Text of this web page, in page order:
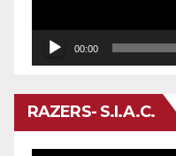
00:00
RAZERS- S.I.A.C.